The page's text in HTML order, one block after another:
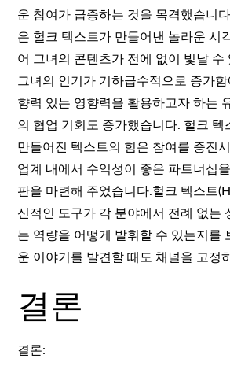
운 참여가 급증하는 것을 목격했습니
은 헐크 텍스트가 만들어낸 놀라운 시
어 그녀의 콘텐츠가 전에 없이 빛날 수
그녀의 인기가 기하급수적으로 증가
향력 있는 영향력을 활용하고자 하는
의 협업 기회도 증가했습니다. 헐크 텍
만들어진 텍스트의 힘은 참여를 증진
업계 내에서 수익성이 좋은 파트너십
판을 마련해 주었습니다.헐크 텍스트
신적인 도구가 각 분야에서 전례 없는
는 역량을 어떻게 발휘할 수 있는지를
운 이야기를 발견할 때도 채널을 고정
결론
결론: